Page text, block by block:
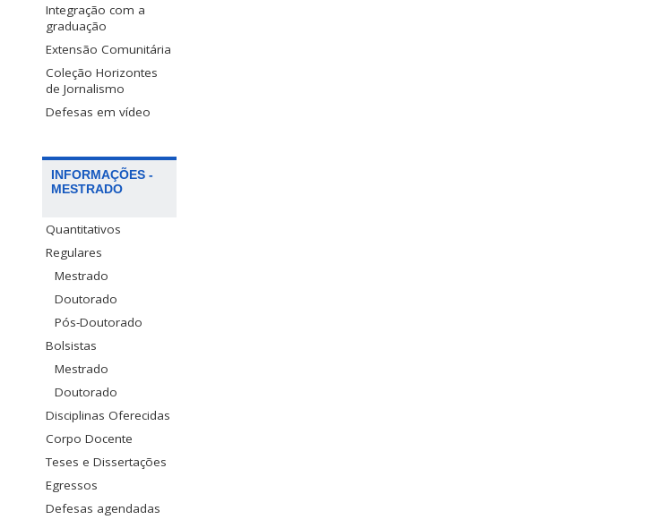
Integração com a
graduação
Extensão Comunitária
Coleção Horizontes
de Jornalismo
Defesas em vídeo
INFORMAÇÕES -
MESTRADO
Quantitativos
Regulares
Mestrado
Doutorado
Pós-Doutorado
Bolsistas
Mestrado
Doutorado
Disciplinas Oferecidas
Corpo Docente
Teses e Dissertações
Egressos
Defesas agendadas